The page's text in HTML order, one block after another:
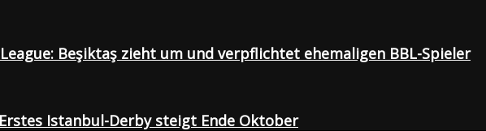
Beşiktaş zieht um und verpflichtet ehemaligen BBL-Spieler
Istanbul-Derby steigt Ende Oktober